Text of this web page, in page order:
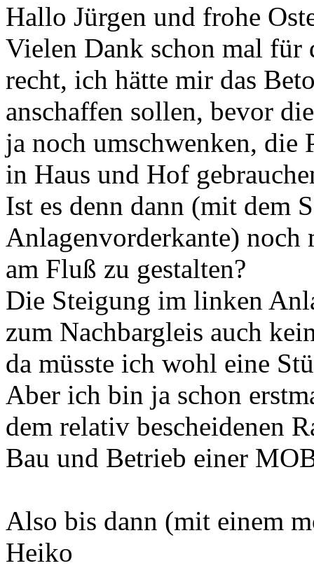
Hallo Jürgen und frohe
Vielen Dank schon mal für
recht, ich hätte mir das
anschaffen sollen, bevor
ja noch umschwenken, die
in Haus und Hof
Ist es denn dann (mit dem
Anlagenvorderkante)
am Fluß zu gestalten?
Die Steigung im linken
zum Nachbargleis auch
da müsste ich wohl eine
Aber ich bin ja schon
dem relativ bescheidenen
Bau und Betrieb einer
Also bis dann (mit einem
Heiko